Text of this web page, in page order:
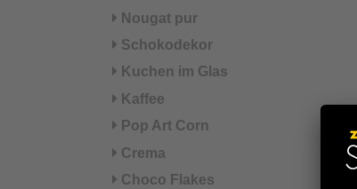
Nougat pur
Schokodekor
Kuchen im Glas
Kaffee
Pop Art Corn
Crema
Choco Flakes